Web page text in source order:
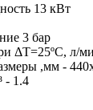
13 кВт
3 бар
ΔТ=25ºС, л/
,мм -
- 1.4